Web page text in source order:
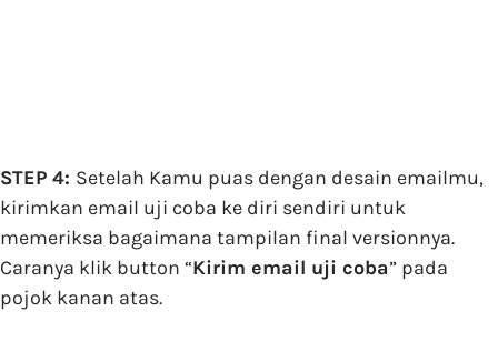
STEP 4: Setelah Kamu puas dengan desain emailmu,
kirimkan email uji coba ke diri sendiri untuk
memeriksa bagaimana tampilan final versionnya.
Caranya klik button “Kirim email uji coba” pada
pojok kanan atas.